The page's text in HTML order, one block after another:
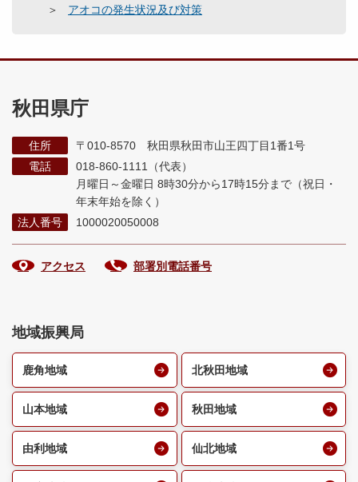
アオコの発生状況及び対策
秋田県庁
住所
〒010-8570 秋田県秋田市山王四丁目1番1号
電話
018-860-1111（代表）
月曜日～金曜日 8時30分から17時15分まで （祝日・
年末年始を除く）
法人番号
1000020050008
アクセス 部署別電話番号
地域振興局
鹿角地域 北秋田地域
山本地域 秋田地域
由利地域 仙北地域